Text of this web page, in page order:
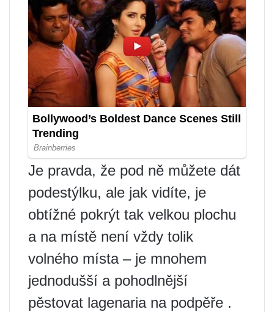
Je pravda, že pod ně můžete dát
podestýlku, ale jak vidíte, je
obtížné pokrýt tak velkou plochu
a na místě není vždy tolik
volného místa – je mnohem
jednodušší a pohodlnější
pěstovat lagenaria na podpěře .